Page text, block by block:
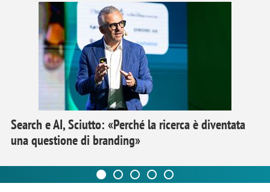
Search e AI, Sciutto: «Perché la ricerca è diventata
una questione di branding»